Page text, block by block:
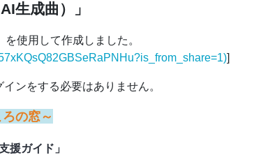
生成曲）」
使用して作成しました。
]
ンをする必要はありません。
の窓～
援ガイド」